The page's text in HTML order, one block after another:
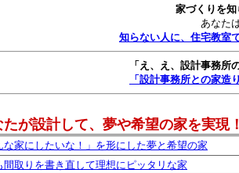
家づくりを
あなた
知らない人に、住宅教室
「え、え、設計事務所
「設計事務所との家造
たが設計して、夢や希望の家を実現
家にしたいな！」を形にした夢と希望の家
取りを書き直して理想にピッタリな家